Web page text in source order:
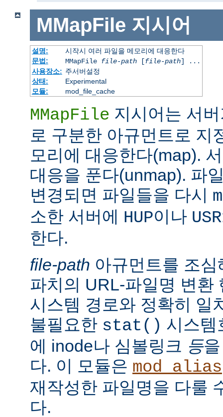
MMapFile 지시어
설명:
시작시 여러 파일을 메모리에 대응한다
문법:
MMapFile file-path[file-path] ...
사용장소: 주서버설정
상태:
Experimental
모듈:
mod_file_cache
MMapFile 지시어는 서
로 구분한 아규먼트로 지
모리에 대응한다(map).
대응을 푼다(unmap). 파
변경되면 파일들을 다시
소한 서버에 HUP이나
한다.
file-path 아규먼트를 조
파치의 URL-파일명 변환
시스템 경로와 정확히 일
불필요한 stat() 시스템
에 inode나 심볼링크 등
다. 이 모듈은 mod_alias
재작성한 파일명을 다룰
다.